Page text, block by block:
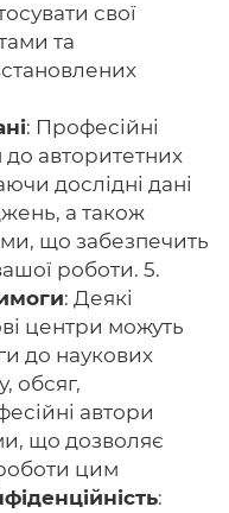
свої
та
: Професійні
авторитетних
дослідні дані
а також
що забезпечить
роботи. 5.
: Деякі
центри можуть
до наукових
обсяг,
автори
що дозволяє
роботи цим
: